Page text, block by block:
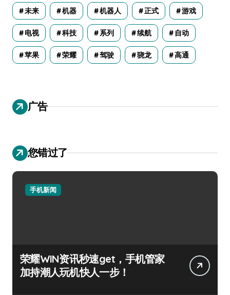
未来 机器 机器人 正式 游戏
电视 科技 系列 续航 自动
苹果 荣耀 驾驶 骁龙 高通
广告
您错过了
手机新闻
荣耀WIN资讯秒速get，手机管家
加持潮人玩机快人一步！